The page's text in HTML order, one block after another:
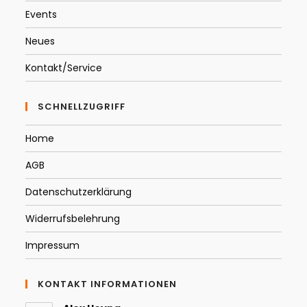
Events
Neues
Kontakt/Service
SCHNELLZUGRIFF
Home
AGB
Datenschutzerklärung
Widerrufsbelehrung
Impressum
KONTAKT INFORMATIONEN